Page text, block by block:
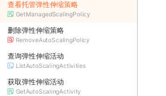
查看托管弹性伸缩策略
GetManagedScalingPolicy
删除弹性伸缩策略
RemoveAutoScalingPolicy
查询弹性伸缩活动
ListAutoScalingActivities
获取弹性伸缩活动
GetAutoScalingActivity